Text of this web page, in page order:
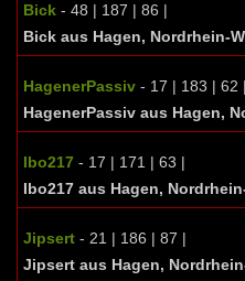
Bick - 48 | 187 | 86 |
Bick aus Hagen, Nordrhein-
HagenerPassiv - 17 | 183 | 62 |
HagenerPassiv aus Hagen,
Ibo217 - 17 | 171 | 63 |
Ibo217 aus Hagen,
Jipsert - 21 | 186 | 87 |
Jipsert aus Hagen,